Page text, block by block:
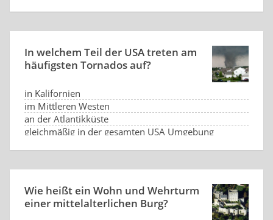
In welchem Teil der USA treten am
häufigsten Tornados auf?
in Kalifornien
im Mittleren Westen
an der Atlantikküste
gleichmäßig in der gesamten USA Umgebung
Wie heißt ein Wohn und Wehrturm
einer mittelalterlichen Burg?